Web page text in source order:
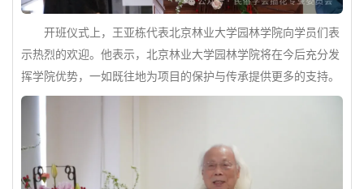
开班仪式上，王亚栋代表北京林业大学园林学院向学员们表
示热烈的欢迎。他表示，北京林业大学园林学院将在今后充分发
挥学院优势，一如既往地为项目的保护与传承提供更多的支持。